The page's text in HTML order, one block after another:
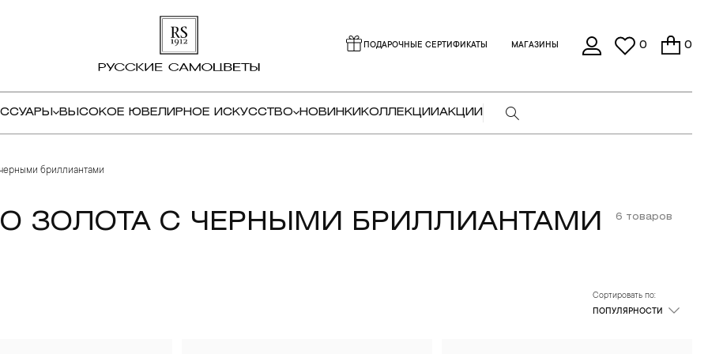
ПОДАРОЧНЫЕ СЕРТИФИКАТЫ МАГАЗИНЫ 0 0
ВЫСОКОЕ ЮВЕЛИРНОЕ ИСКУССТВО НОВИНКИ КОЛЛЕКЦИИАКЦИИ
бриллиантами
ЗОЛОТА С ЧЕРНЫМИ БРИЛЛИАНТАМИ 6 товаров
Сортировать по:
ПОПУЛЯРНОСТИ